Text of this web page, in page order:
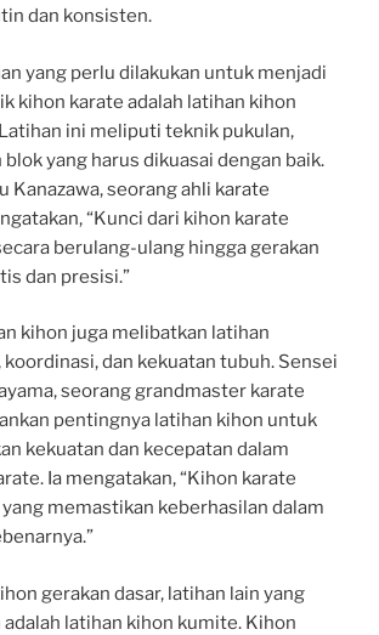
dan konsisten.
yang perlu dilakukan untuk menjadi
kihon karate adalah latihan kihon
ini meliputi teknik pukulan,
yang harus dikuasai dengan baik.
Kanazawa, seorang ahli karate
“Kunci dari kihon karate
berulang-ulang hingga gerakan
dan presisi.”
kihon juga melibatkan latihan
dan kekuatan tubuh. Sensei
seorang grandmaster karate
pentingnya latihan kihon untuk
kekuatan dan kecepatan dalam
Ia mengatakan, “Kihon karate
memastikan keberhasilan dalam
gerakan dasar, latihan lain yang
latihan kihon kumite. Kihon